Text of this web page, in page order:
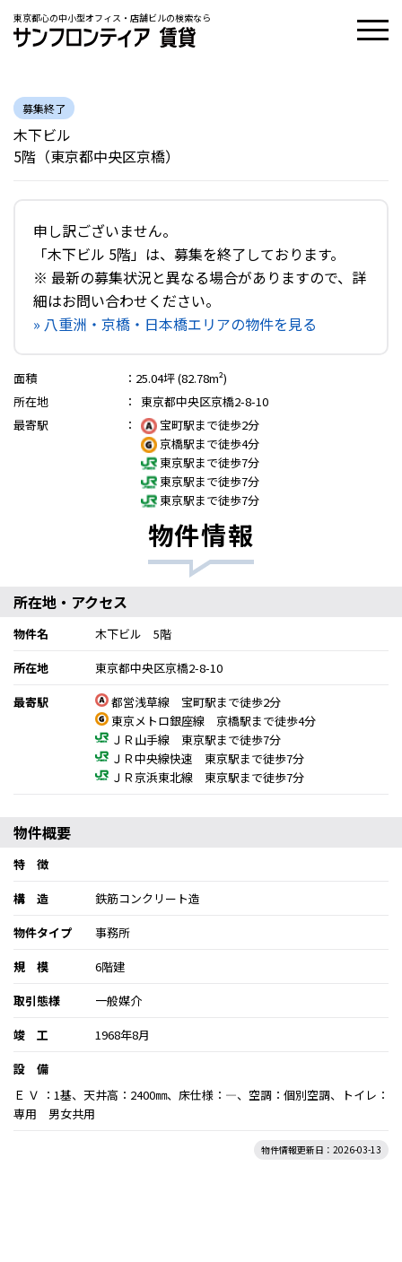
東京都心の中小型オフィス・店舗ビルの検索なら
募集終了
木下ビル
5階（東京都中央区京橋）
申し訳ございません。
「木下ビル 5階」は、募集を終了しております。
※ 最新の募集状況と異なる場合がありますので、詳
細はお問い合わせください。
» 八重洲・京橋・日本橋エリアの物件を見る
面積 ： 25.04坪 (82.78m²)
所在地
：
東京都中央区京橋2-8-10
最寄駅
：
宝町駅まで徒歩2分
京橋駅まで徒歩4分
東京駅まで徒歩7分
東京駅まで徒歩7分
東京駅まで徒歩7分
物件情報
所在地・アクセス
物件名
木下ビル 5階
所在地
東京都中央区京橋2-8-10
最寄駅
都営浅草線 宝町駅まで徒歩2分
東京メトロ銀座線 京橋駅まで徒歩4分
ＪＲ山手線 東京駅まで徒歩7分
ＪＲ中央線快速 東京駅まで徒歩7分
ＪＲ京浜東北線 東京駅まで徒歩7分
物件概要
特 徴
構 造
鉄筋コンクリート造
物件タイプ
事務所
規 模
6階建
取引態様
一般媒介
竣 工
1968年8月
設 備
Ｅ Ｖ ：1基、天井高：2400㎜、床仕様：―、空調：個別空調、トイレ：
専用 男女共用
物件情報更新日：2026-03-13